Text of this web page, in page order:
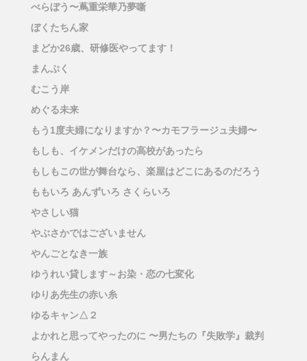
べらぼう〜蔦重栄華乃夢噺
ぼくたちん家
まどか26歳、研修医やってます！
まんぷく
むこう岸
めぐる未来
もう1度夫婦になりますか？〜カモフラージュ夫婦〜
もしも、イケメンだけの高校があったら
もしもこの世が舞台なら、楽屋はどこにあるのだろう
ももいろ あんずいろ さくらいろ
やさしい猫
やぶさかではございません
やんごとなき一族
ゆうれい貸します～お染・恋の七変化
ゆりあ先生の赤い糸
ゆるキャン△２
よかれと思ってやったのに 〜男たちの『失敗学』裁判
らんまん